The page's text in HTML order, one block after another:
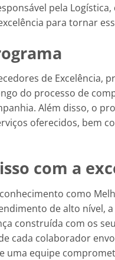
pela
para tornar
de Excelência,
do processo de
Além disso, o
oferecidos, bem
com a
como
de alto nível,
construída com os
cada colaborador
uma equipe